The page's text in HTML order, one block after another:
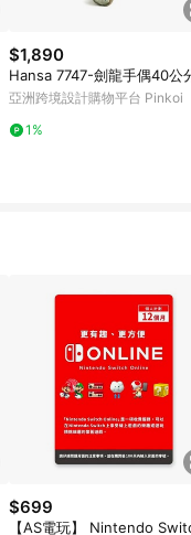
$1,890
Hansa 7747-劍龍手偶40公
亞洲跨境設計購物平台 Pinkoi
1%
$699
【AS電玩】 Nintendo